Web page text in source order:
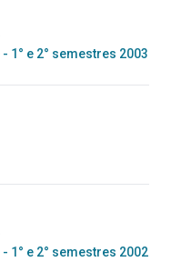
1° e 2° semestres 2003
1° e 2° semestres 2002